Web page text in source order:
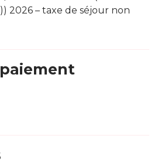
2026 – taxe de séjour non